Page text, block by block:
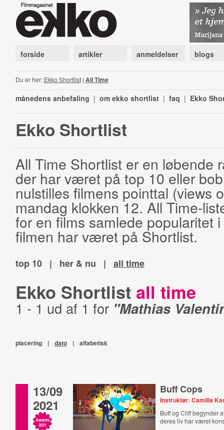
forside artikler anmeldelser blogs
Du er her: Ekko Shortlist| All Time
månedens anbefaling | om ekko shortlist | faq | Ekko
Ekko Shortlist
All Time Shortlist er en løbende
der har været på top 10 eller
nulstilles filmens pointtal (views
mandag klokken 12. All Time-
for en films samlede popularitet
filmen har været på Shortlist.
top 10 | her & nu | all time
Ekko Shortlist all time
1 - 1 ud af 1 for "Mathias
placering | dato | alfabetisk
13/09
2021
Awards
2021
Buff Cops
Instruktør: Camilla
Buff og Cliff begynder
deres liv har været